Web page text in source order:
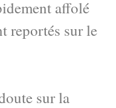
affolé
reportés sur le
sur la